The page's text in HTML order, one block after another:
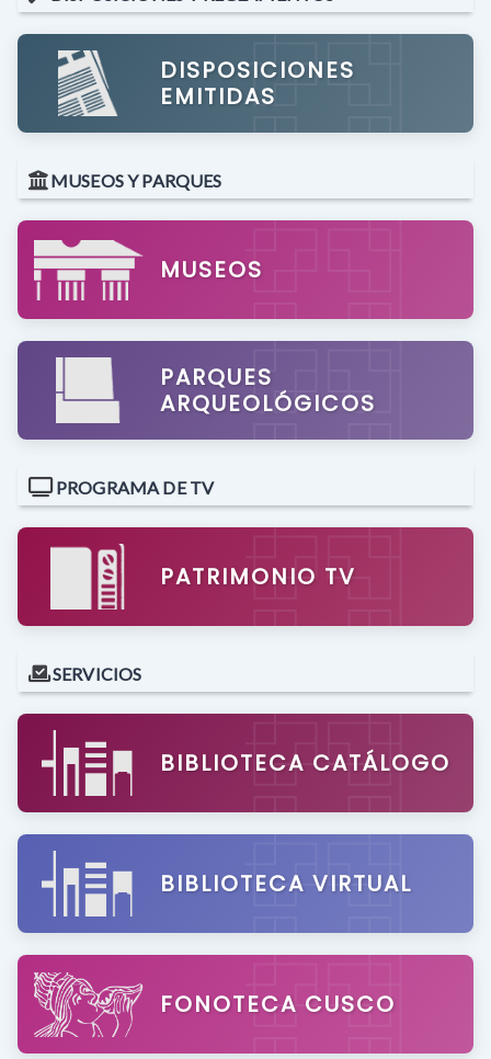
DISPOSICIONES
EMITIDAS
MUSEOS Y PARQUES
MUSEOS
PARQUES
ARQUEOLÓGICOS
PROGRAMA DE TV
PATRIMONIO TV
SERVICIOS
BIBLIOTECA CATÁLOGO
BIBLIOTECA VIRTUAL
FONOTECA CUSCO